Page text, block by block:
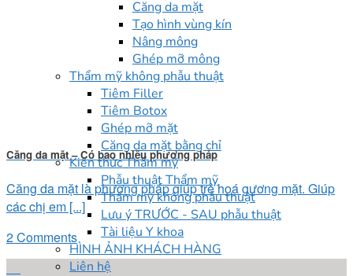
Căng da mặt
Tạo hình vùng kín
Nâng mông
Ghép mỡ mông
Thẩm mỹ không phẫu thuật
Tiêm Filler
Tiêm Botox
Ghép mỡ mặt
Căng da mặt bằng chỉ
Kiến thức Thẩm mỹ
Phẫu thuật Thẩm mỹ
Thẩm mỹ không phẫu thuật
Lưu ý TRƯỚC - SAU phẫu thuật
Tài liệu Y khoa
HÌNH ẢNH KHÁCH HÀNG
Liên hệ
Căng da mặt – Có bao nhiêu phương pháp
Căng da mặt là phương pháp giúp trẻ hoá gương mặt. Giúp
các chị em [...]
2 Comments